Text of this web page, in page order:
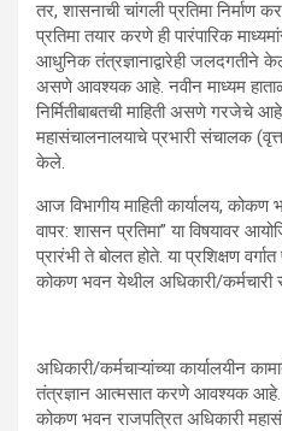
तर, शासनाची चांगली प्रतिमा निर्माण
प्रतिमा तयार करणे ही पारंपारिक
आधुनिक तंत्रज्ञानाद्वारेही जलदगतीने
असणे आवश्यक आहे. नवीन माध्यम
निर्मितीबाबतची माहिती असणे गरजेचे
महासंचालनालयाचे प्रभारी संचालक
केले.
आज विभागीय माहिती कार्यालय,
वापर: शासन प्रतिमा” या विषयावर
प्रारंभी ते बोलत होते. या प्रशिक्षण
कोकण भवन येथील अधिकारी/कर्मचारी
अधिकारी/कर्मचाऱ्यांच्या कार्यालयीन
तंत्रज्ञान आत्मसात करणे आवश्यक आहे.
कोकण भवन राजपत्रित अधिकारी